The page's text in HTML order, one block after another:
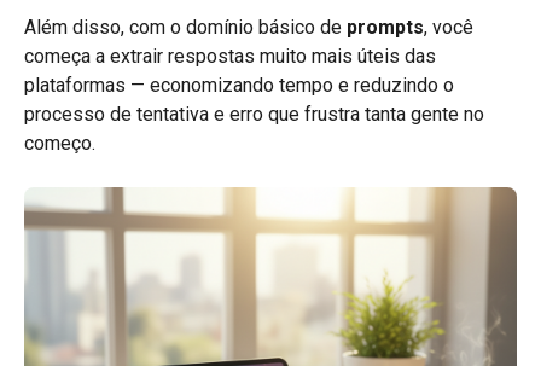
Além disso, com o domínio básico de prompts, você
começa a extrair respostas muito mais úteis das
plataformas — economizando tempo e reduzindo o
processo de tentativa e erro que frustra tanta gente no
começo.